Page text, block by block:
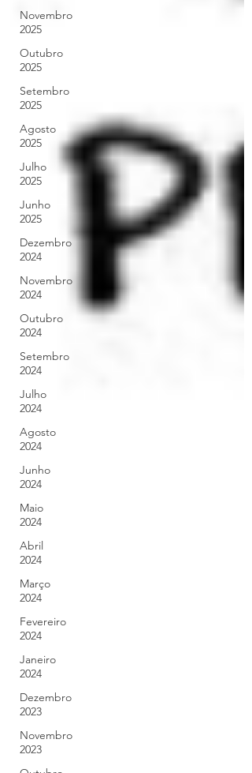
Novembro
2025
Outubro
2025
Setembro
2025
Agosto
2025
Julho
2025
Junho
2025
Dezembro
2024
Novembro
2024
Outubro
2024
Setembro
2024
Julho
2024
Agosto
2024
Junho
2024
Maio
2024
Abril
2024
Março
2024
Fevereiro
2024
Janeiro
2024
Dezembro
2023
Novembro
2023